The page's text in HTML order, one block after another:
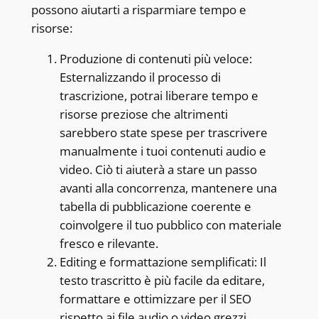
possono aiutarti a risparmiare tempo e
risorse:
Produzione di contenuti più veloce:
Esternalizzando il processo di
trascrizione, potrai liberare tempo e
risorse preziose che altrimenti
sarebbero state spese per trascrivere
manualmente i tuoi contenuti audio e
video. Ciò ti aiuterà a stare un passo
avanti alla concorrenza, mantenere una
tabella di pubblicazione coerente e
coinvolgere il tuo pubblico con materiale
fresco e rilevante.
Editing e formattazione semplificati: Il
testo trascritto è più facile da editare,
formattare e ottimizzare per il SEO